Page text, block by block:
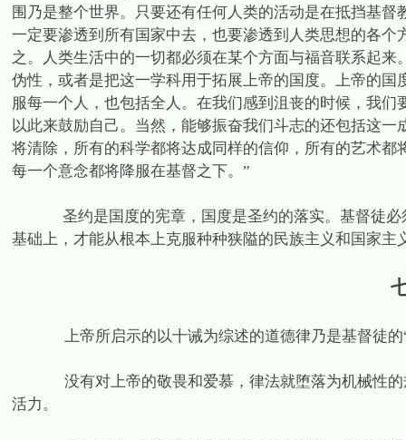
围乃是整个世界。只要还有任何人类的活动是在抵挡基
一定要渗透到所有国家中去，也要渗透到人类思想的各
之。人类生活中的一切都必须在某个方面与福音联系起
伪性，或者是把这一学科用于拓展上帝的国度。上帝的
服每一个人，也包括全人。在我们感到沮丧的时候，我
以此来鼓励自己。当然，能够振奋我们斗志的还包括这
将清除，所有的科学都将达成同样的信仰，所有的艺术
每一个意念都将降服在基督之下。”
圣约是国度的宪章，国度是圣约的落实。基督徒
基础上，才能从根本上克服种种狭隘的民族主义和国家主
上帝所启示的以十诫为综述的道德律乃是基督徒的
没有对上帝的敬畏和爱慕，律法就堕落为机械性
活力。